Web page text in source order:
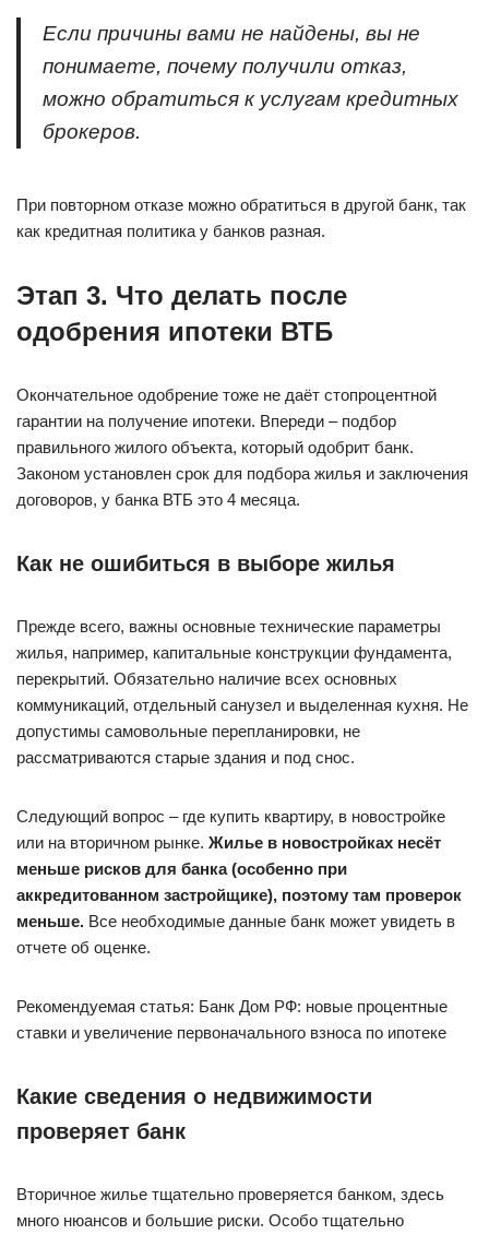
Если причины вами не найдены, вы не
понимаете, почему получили отказ,
можно обратиться к услугам кредитных
брокеров.
При повторном отказе можно обратиться в другой банк, так
как кредитная политика у банков разная.
Этап 3. Что делать после
одобрения ипотеки ВТБ
Окончательное одобрение тоже не даёт стопроцентной
гарантии на получение ипотеки. Впереди – подбор
правильного жилого объекта, который одобрит банк.
Законом установлен срок для подбора жилья и заключения
договоров, у банка ВТБ это 4 месяца.
Как не ошибиться в выборе жилья
Прежде всего, важны основные технические параметры
жилья, например, капитальные конструкции фундамента,
перекрытий. Обязательно наличие всех основных
коммуникаций, отдельный санузел и выделенная кухня. Не
допустимы самовольные перепланировки, не
рассматриваются старые здания и под снос.
Следующий вопрос – где купить квартиру, в новостройке
или на вторичном рынке. Жилье в новостройках несёт
меньше рисков для банка (особенно при
аккредитованном застройщике), поэтому там проверок
меньше. Все необходимые данные банк может увидеть в
отчете об оценке.
Рекомендуемая статья: Банк Дом РФ: новые процентные
ставки и увеличение первоначального взноса по ипотеке
Какие сведения о недвижимости
проверяет банк
Вторичное жилье тщательно проверяется банком, здесь
много нюансов и большие риски. Особо тщательно